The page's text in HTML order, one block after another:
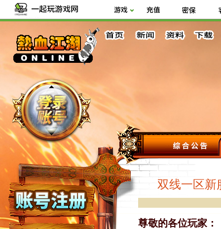
双线一区新
尊敬的各位玩家：